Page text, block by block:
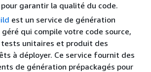
garantir la qualité du code.
est un service de génération
qui compile votre code source,
unitaires et produit des
à déployer. Ce service fournit des
de génération prépackagés pour